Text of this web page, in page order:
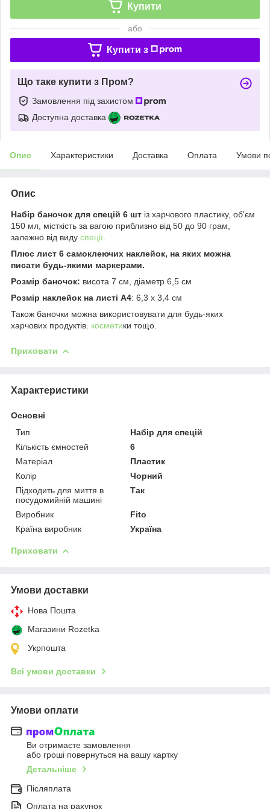
Купити
або
Купити з
Що таке купити з Пром?
Замовлення під захистом
Доступна доставка
Опис Характеристики Доставка Оплата Умови
Опис
Набір баночок для спецій 6 шт із харчового пластику, об'єм
150 мл, місткість за вагою приблизно від 50 до 90 грам,
залежно від виду спеції
Плюс лист 6 самоклеючих наклейок, на яких можна
писати будь-якими маркерами.
Розмір баночок: висота 7 см, діаметр 6,5 см
Розмір наклейок на листі А4: 6,3 x 3,4 см
Також баночки можна використовувати для будь-яких
харчових продуктів , косметики тощо.
Приховати
Характеристики
Основні
Тип
Набір для спецій
Кількість ємностей
6
Матеріал
Пластик
Колір
Чорний
Підходить для миття в
посудомийній машині
Так
Виробник
Fito
Країна виробник
Україна
Приховати
Умови доставки
Нова Пошта
Магазини Rozetka
Укрпошта
Всі умови доставки
Умови оплати
Ви отримаєте замовлення
або гроші повернуться на вашу картку
Детальніше
Післяплата
Оплата на рахунок